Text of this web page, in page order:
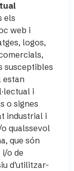
els
web i
logos,
susceptibles
estan
i
o signes
industrial i
qualssevol
que són
i/o de
d’utilitzar-